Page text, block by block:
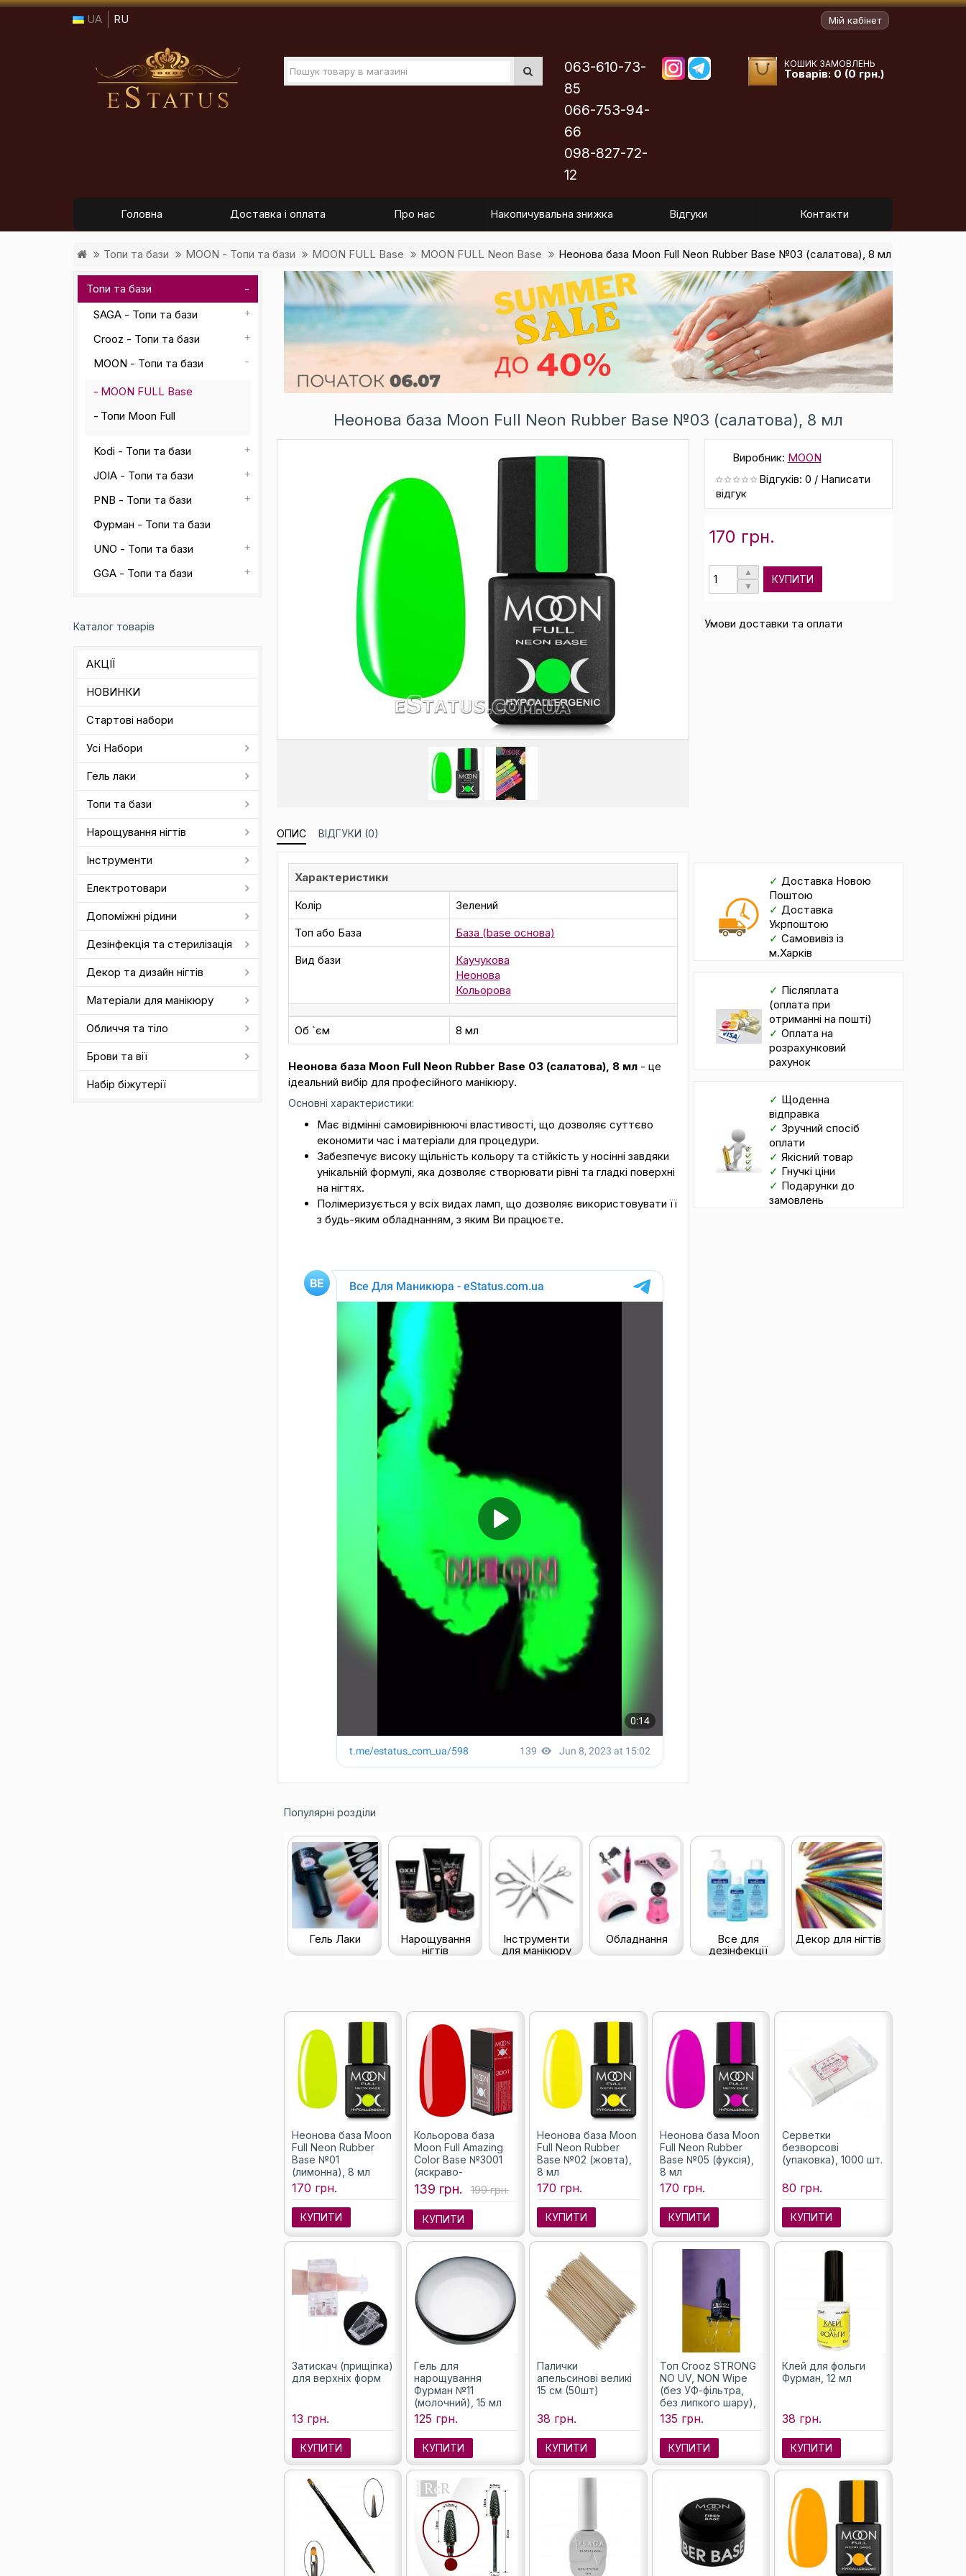
UA RU Мій кабінет
063-610-73-
85
066-753-94-
66
098-827-72-
12
КОШИК ЗАМОВЛЕНЬ
Товарів: 0 (0 грн.)
Головна Доставка і оплата Про нас Накопичувальна знижка Відгуки Контакти
Топи та бази MOON - Топи та бази MOON FULL Base MOON FULL Neon Base Неонова база Moon Full Neon Rubber Base №03 (салатова), 8 мл
Топи та бази
SAGA - Топи та бази
Crooz - Топи та бази
MOON - Топи та бази
MOON FULL Base
Топи Moon Full
Kodi - Топи та бази
JOIA - Топи та бази
PNB - Топи та бази
Фурман - Топи та бази
UNO - Топи та бази
GGA - Топи та бази
Каталог товарів
АКЦІЇ
НОВИНКИ
Стартові набори
Усі Набори
Гель лаки
Топи та бази
Нарощування нігтів
Інструменти
Електротовари
Допоміжні рідини
Дезінфекція та стерилізація
Декор та дизайн нігтів
Матеріали для манікюру
Обличчя та тіло
Брови та вії
Набір біжутерії
Неонова база Moon Full Neon Rubber Base №03 (салатова), 8 мл
ОПИС ВІДГУКИ (0)
Виробник: MOON
Відгуків: 0 / Написати
відгук
170 грн.
КУПИТИ
Умови доставки та оплати
Характеристики
Колір
Зелений
Топ або База
База (base основа)
Вид бази
Каучукова
Неонова
Кольорова
Об `єм 8 мл
Неонова база Moon Full Neon Rubber Base 03 (салатова), 8 мл- це
ідеальний вибір для професійного манікюру.
Основні характеристики:
Має відмінні самовирівнюючі властивості, що дозволяє суттєво
економити час і матеріали для процедури.
Забезпечує високу щільність кольору та стійкість у носінні завдяки
унікальній формулі, яка дозволяє створювати рівні та гладкі поверхні
на нігтях.
Полімеризується у всіх видах ламп, що дозволяє використовувати її
з будь-яким обладнанням, з яким Ви працюєте.
✓ Доставка Новою
Поштою
✓ Доставка
Укрпоштою
✓ Самовивіз із
м.Харків
✓ Післяплата
(оплата при
отриманні на пошті)
✓ Оплата на
розрахунковий
рахунок
✓ Щоденна
відправка
✓ Зручний спосіб
оплати
✓ Якісний товар
✓ Гнучкі ціни
✓ Подарунки до
замовлень
Популярні розділи
Гель Лаки
Нарощування
нігтів
Інструменти
для манікюру
Обладнання
Все для
дезінфекції
Декор для нігтів
Неонова база Moon
Full Neon Rubber
Base №01
(лимонна), 8 мл
170 грн.
КУПИТИ
Кольорова база
Moon Full Amazing
Color Base №3001
(яскраво-
червоний), 12 мл
139 грн. 199 грн.
КУПИТИ
Неонова база Moon
Full Neon Rubber
Base №02 (жовта),
8 мл
170 грн.
КУПИТИ
Неонова база Moon
Full Neon Rubber
Base №05 (фуксія),
8 мл
170 грн.
КУПИТИ
Серветки
безворсові
(упаковка), 1000 шт.
80 грн.
КУПИТИ
Затискач (прищіпка)
для верхніх форм
13 грн.
КУПИТИ
Гель для
нарощування
Фурман №11
(молочний), 15 мл
125 грн.
КУПИТИ
Палички
апельсинові великі
15 см (50шт)
38 грн.
КУПИТИ
Топ Crooz STRONG
NO UV, NON Wipe
(без УФ-фільтра,
без липкого шару),
8 мл
135 грн.
КУПИТИ
Клей для фольги
Фурман, 12 мл
38 грн.
КУПИТИ